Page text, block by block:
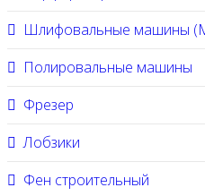
Шлифовальные
Полировальные машины
Фрезер
Лобзики
Фен строительный